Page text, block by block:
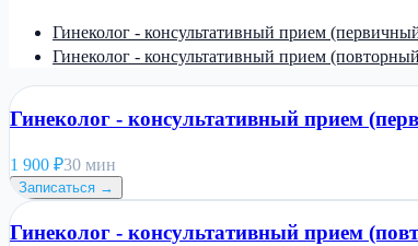
Гинеколог - консультативный прием
Гинеколог - консультативный прием
Гинеколог - консультативный прием
1 900 ₽30 мин
Записаться →
Гинеколог - консультативный прием